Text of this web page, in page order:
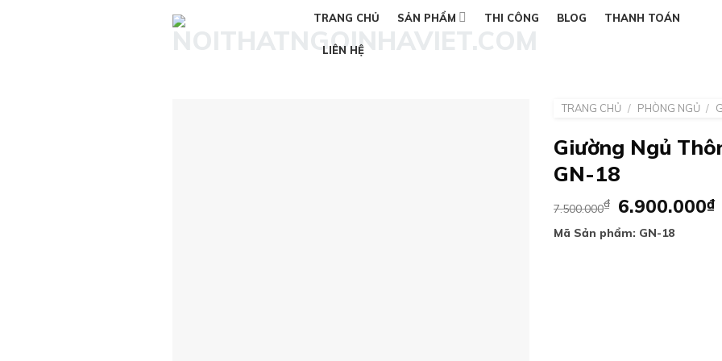
TRANG CHỦ SẢN PHẨM THI CÔNG BLOG THANH TOÁN
LIÊN HỆ
TRANG CHỦ / PHÒNG NGỦ /
Giường Ngủ
GN-18
7.500.000₫ Giá
gốc
là:
6.900.000₫
Mã Sản phẩm: GN-18